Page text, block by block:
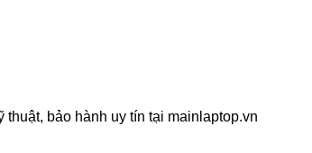
bảo hành uy tín tại mainlaptop.vn